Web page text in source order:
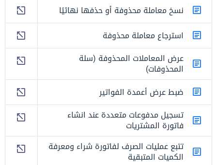
نسخ معاملة محذوفة أو حذفها نهائيًا
استرجاع معاملة محذوفة
عرض المعاملات المحذوفة (سلة
المحذوفات)
ضبط عرض أعمدة الفواتير
تسجيل مدفوعات متعددة عند انشاء
فاتورة المشتريات
تتبع عمليات الصرف لفاتورة شراء ومعرفة
الكميات المتبقية